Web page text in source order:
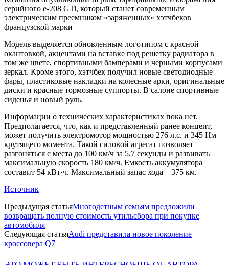
серийного e-208 GTi, который станет современным
электрическим преемником «заряженных» хэтчбеков
французской марки
Модель выделяется обновленным логотипом с красной
окантовкой, акцентами на вставке под решетку радиатора в
том же цвете, спортивными бамперами и черными корпусами
зеркал. Кроме этого, хэтчбек получил новые светодиодные
фары, пластиковые накладки на колесные арки, оригинальные
диски и красные тормозные суппорты. В салоне спортивные
сиденья и новый руль.
Информации о технических характеристиках пока нет.
Предполагается, что, как и представленный ранее концепт,
может получить электромотор мощностью 276 л.с. и 345 Нм
крутящего момента. Такой силовой агрегат позволяет
разгоняться с места до 100 км/ч за 5,7 секунды и развивать
максимальную скорость 180 км/ч. Емкость аккумулятора
составит 54 кВт·ч. Максимальный запас хода – 375 км.
Источник
Предыдущая статьяМногодетным семьям предложили
возвращать полную стоимость утильсбора при покупке
автомобиля
Следующая статьяAudi представила новое поколение
кроссовера Q7